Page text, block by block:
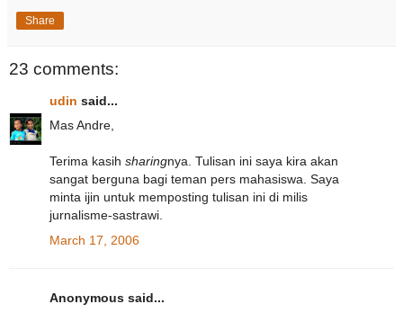
Share
23 comments:
udin said...
Mas Andre,
Terima kasih sharingnya. Tulisan ini saya kira akan
sangat berguna bagi teman pers mahasiswa. Saya
minta ijin untuk memposting tulisan ini di milis
jurnalisme-sastrawi.
March 17, 2006
Anonymous said...